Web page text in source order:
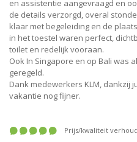
en assistentie aangevraagd en
de details verzorgd, overal
klaar met begeleiding en de
in het toestel waren perfect,
toilet en redelijk vooraan.
Ook In Singapore en op Bali was
geregeld.
Dank medewerkers KLM, dankzij
vakantie nog fijner.
prijs/kwaliteit